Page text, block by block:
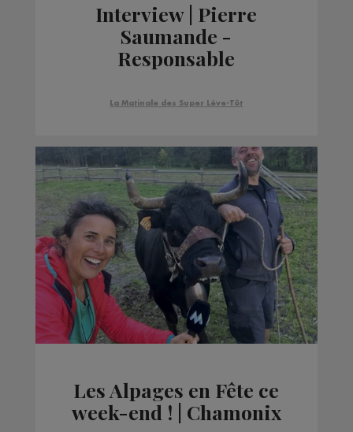
Interview | Pierre
Saumande -
Responsable
Banque Alimentaire
La Matinale des Super Lève-Tôt
Les Alpages en Fête ce
week-end ! | Chamonix